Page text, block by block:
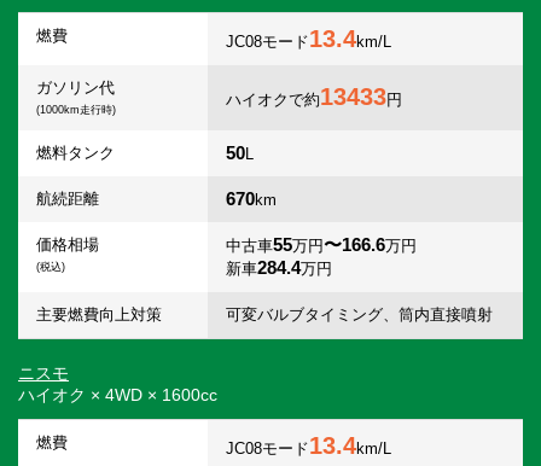
燃費 JC08モード13.4km/L
ガソリン代
(1000km走行時)
ハイオクで約13433円
燃料タンク 50L
航続距離 670km
価格相場
(税込)
中古車55万円〜166.6万円
新車284.4万円
主要燃費向上対策 可変バルブタイミング、筒内直接噴射
ニスモ
ハイオク × 4WD × 1600cc
燃費 JC08モード13.4km/L